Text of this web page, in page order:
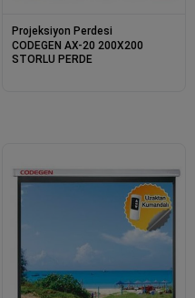
Projeksiyon Perdesi
CODEGEN AX-20 200X200
STORLU PERDE